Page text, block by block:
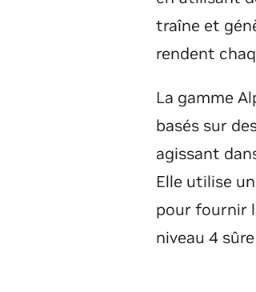
traîne et
rendent
La gamme
basés sur
agissant
Elle utilise
pour fournir
niveau 4